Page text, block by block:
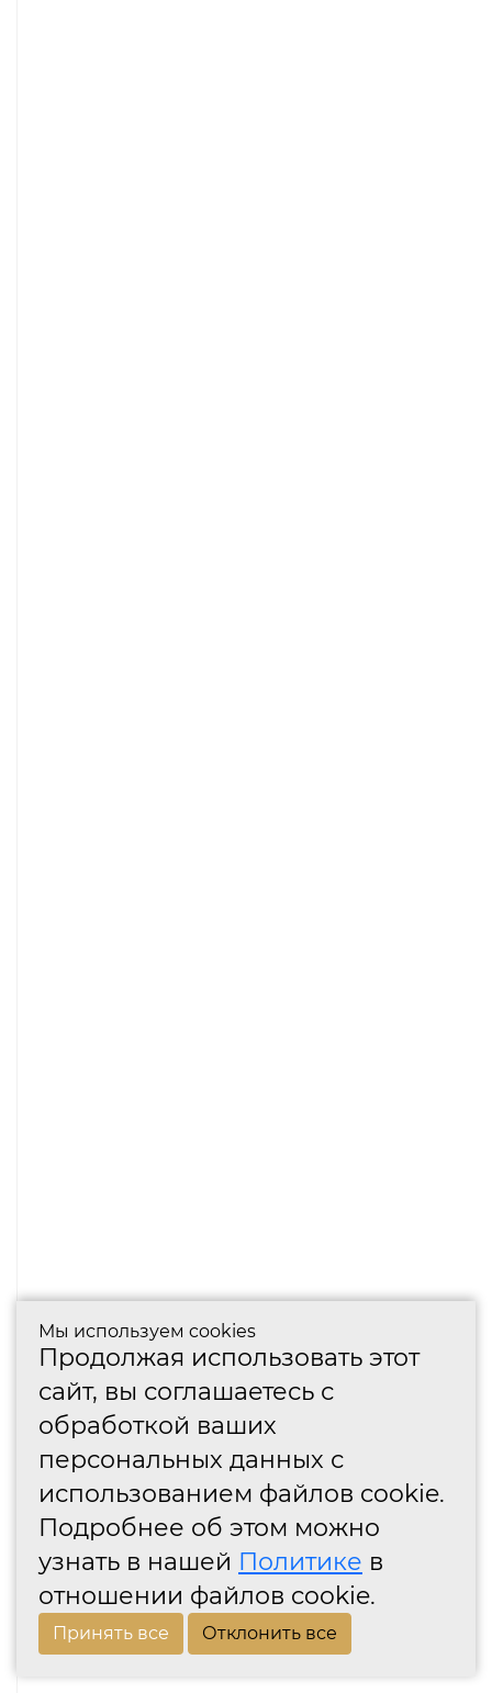
Мы используем cookies
Продолжая использовать этот
сайт, вы соглашаетесь с
обработкой ваших
персональных данных с
использованием файлов cookie.
Подробнее об этом можно
узнать в нашей Политике в
отношении файлов cookie.
Принять все Отклонить все